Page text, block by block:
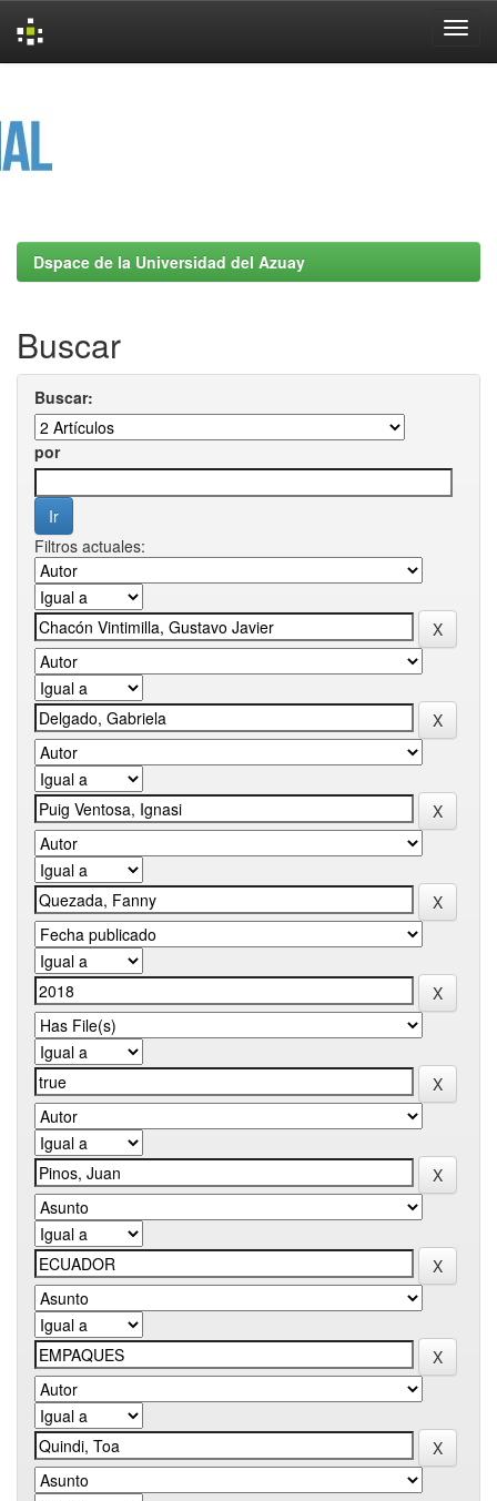
Dspace de la Universidad del Azuay
Buscar
Buscar:
por
Filtros actuales: